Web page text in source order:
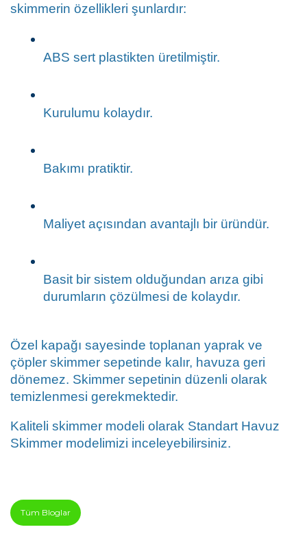
skimmerin özellikleri şunlardır:
ABS sert plastikten üretilmiştir.
Kurulumu kolaydır.
Bakımı pratiktir.
Maliyet açısından avantajlı bir üründür.
Basit bir sistem olduğundan arıza gibi
durumların çözülmesi de kolaydır.
Özel kapağı sayesinde toplanan yaprak ve
çöpler skimmer sepetinde kalır, havuza geri
dönemez. Skimmer sepetinin düzenli olarak
temizlenmesi gerekmektedir.
Kaliteli skimmer modeli olarak Standart Havuz
Skimmer modelimizi inceleyebilirsiniz.
Tüm Bloglar